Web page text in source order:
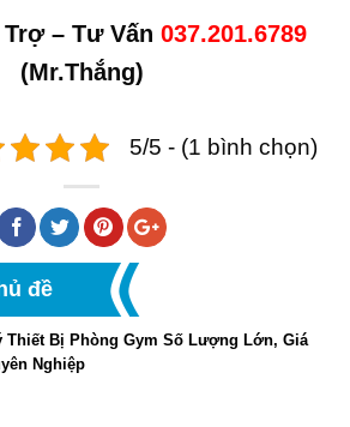
– Tư Vấn 037.201.6789
(Mr.Thắng)
5/5 - (1 bình chọn)
đề
Thiết Bị Phòng Gym Số Lượng Lớn, Giá
Nghiệp